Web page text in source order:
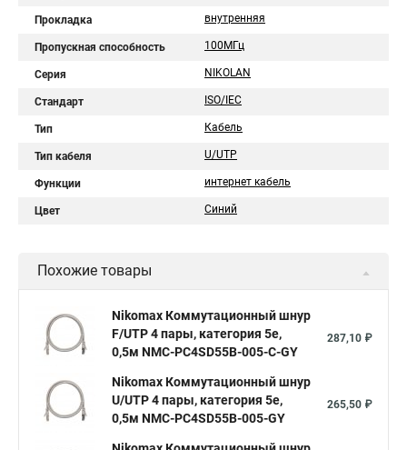
Прокладка внутренняя
Пропускная способность 100МГц
Серия NIKOLAN
Стандарт ISO/IEC
Тип Кабель
Тип кабеля U/UTP
Функции интернет кабель
Цвет Синий
Похожие товары
Nikomax Коммутационный шнур
F/UTP 4 пары, категория 5е,
0,5м NMC-PC4SD55B-005-C-GY
287,10 ₽
Nikomax Коммутационный шнур
U/UTP 4 пары, категория 5е,
0,5м NMC-PC4SD55B-005-GY
265,50 ₽